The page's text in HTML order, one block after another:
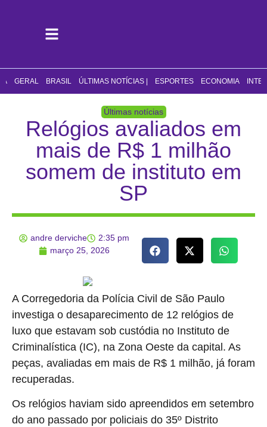
GERAL BRASIL ÚLTIMAS NOTÍCIAS | ESPORTES ECONOMIA
Últimas notícias
Relógios avaliados em
mais de R$ 1 milhão
somem de instituto em
SP
andre derviche
2:35 pm
março 25, 2026
A Corregedoria da Polícia Civil de São Paulo
investiga o desaparecimento de 12 relógios de
luxo que estavam sob custódia no Instituto de
Criminalística (IC), na Zona Oeste da capital. As
peças, avaliadas em mais de R$ 1 milhão, já foram
recuperadas.
Os relógios haviam sido apreendidos em setembro
do ano passado por policiais do 35º Distrito